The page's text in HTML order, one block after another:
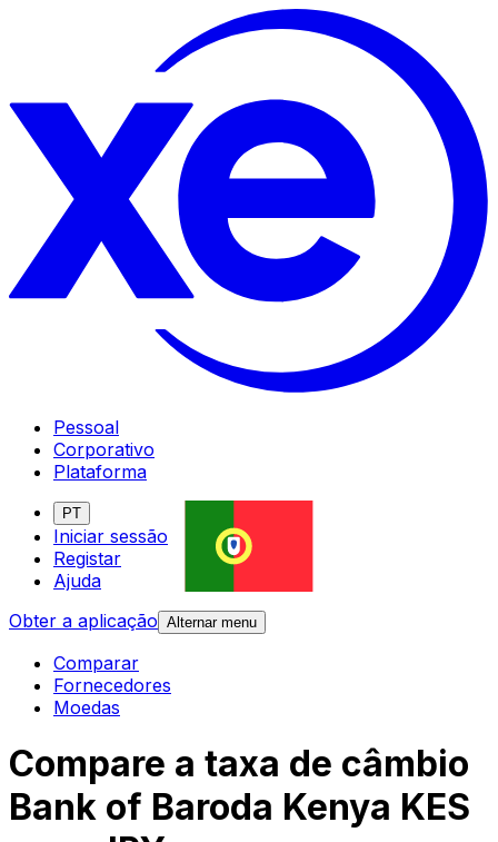
Pessoal
Corporativo
Plataforma
PT
Iniciar sessão
Registar
Ajuda
Obter a aplicação Alternar menu
Comparar
Fornecedores
Moedas
Compare a taxa de câmbio
Bank of Baroda Kenya KES